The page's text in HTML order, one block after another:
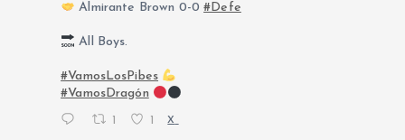
Almirante Brown 0-0#Defe
All Boys.
#VamosLosPibes
#VamosDragón
X